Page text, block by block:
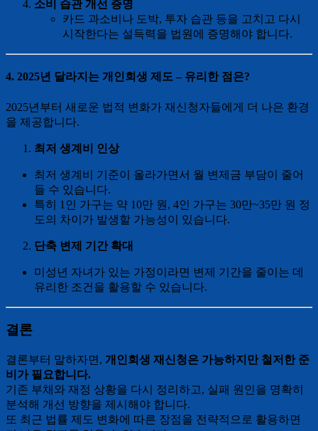
소비 습관 개선 증명
카드 과소비나 도박, 투자 습관 등을 고치고 다시
시작한다는 설득력을 법원에 증명해야 합니다.
4. 2025년 달라지는 개인회생 제도 – 유리한 점은?
2025년부터 새로운 법적 변화가 재신청자들에게 더 나은 환경
을 제공합니다.
최저 생계비 인상
최저 생계비 기준이 올라가면서 월 변제금 부담이 줄어
들 수 있습니다.
특히 1인 가구는 약 10만 원, 4인 가구는 30만~35만 원 정
도의 차이가 발생할 가능성이 있습니다.
단축 변제 기간 확대
미성년 자녀가 있는 가정이라면 변제 기간을 줄이는 데
유리한 조건을 활용할 수 있습니다.
결론
결론부터 말하자면, 개인회생 재신청은 가능하지만 철저한 준
비가 필요합니다.
기존 부채와 재정 상황을 다시 정리하고, 실패 원인을 명확히
분석해 개선 방향을 제시해야 합니다.
또 최근 법률 제도 변화에 따른 장점을 전략적으로 활용하면